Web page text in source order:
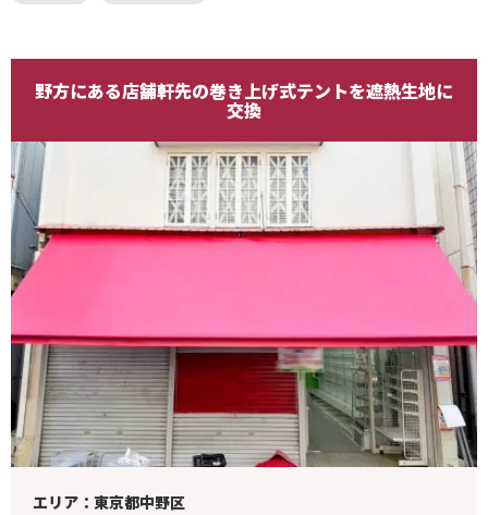
野方にある店舗軒先の巻き上げ式テントを遮熱生地に
交換
エリア：東京都中野区